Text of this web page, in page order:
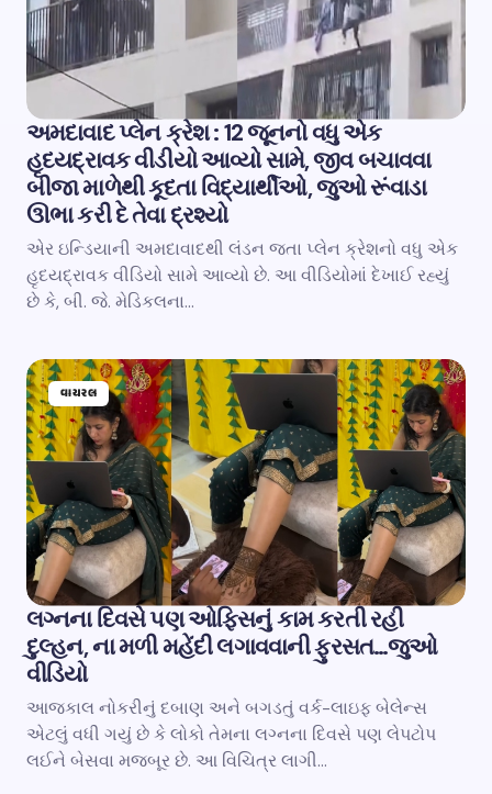
અમદાવાદ પ્લેન ક્રેશ : 12 જૂનનો વધુ એક
હૃદયદ્રાવક વીડીયો આવ્યો સામે, જીવ બચાવવા
બીજા માળેથી કૂદતા વિદ્યાર્થીઓ, જુઓ રૂંવાડા
ઊભા કરી દે તેવા દ્રશ્યો
એર ઇન્ડિયાની અમદાવાદથી લંડન જતા પ્લેન ક્રેશનો વધુ એક
હૃદયદ્રાવક વીડિયો સામે આવ્યો છે. આ વીડિયોમાં દેખાઈ રહ્યું
છે કે, બી. જે. મેડિકલના…
વાયરલ
લગ્નના દિવસે પણ ઓફિસનું કામ કરતી રહી
દુલ્હન, ના મળી મહેંદી લગાવવાની ફુરસત…જુઓ
વીડિયો
આજકાલ નોકરીનું દબાણ અને બગડતું વર્ક-લાઇફ બેલેન્સ
એટલું વધી ગયું છે કે લોકો તેમના લગ્નના દિવસે પણ લેપટોપ
લઈને બેસવા મજબૂર છે. આ વિચિત્ર લાગી…